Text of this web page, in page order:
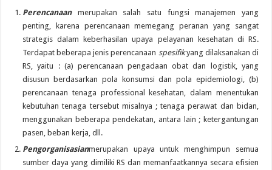
Perencanaanmerupakan salah satu fungsi manajemen yang
penting, karena perencanaan memegang peranan yang sangat
strategis dalam keberhasilan upaya pelayanan kesehatan di RS.
Terdapat beberapa jenis perencanaan spesifikyang dilaksanakan di
RS, yaitu : (a) perencanaan pengadaan obat dan logistik, yang
disusun berdasarkan pola konsumsi dan pola epidemiologi, (b)
perencanaan tenaga professional kesehatan, dalam menentukan
kebutuhan tenaga tersebut misalnya ; tenaga perawat dan bidan,
menggunakan beberapa pendekatan, antara lain ; ketergantungan
pasen, beban kerja, dll.
Pengorganisasianmerupakan upaya untuk menghimpun semua
sumber daya yang dimiliki RS dan memanfaatkannya secara efisien